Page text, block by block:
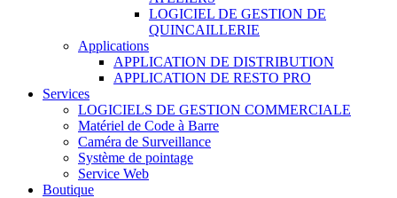
LOGICIEL DE GESTION DE
QUINCAILLERIE
Applications
APPLICATION DE DISTRIBUTION
APPLICATION DE RESTO PRO
Services
LOGICIELS DE GESTION COMMERCIALE
Matériel de Code à Barre
Caméra de Surveillance
Système de pointage
Service Web
Boutique